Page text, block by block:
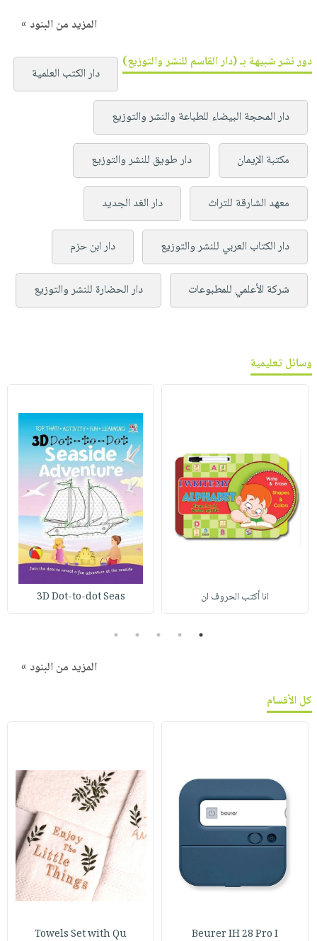
المزيد من البنود »
دور نشر شبيهة بـ (دار القاسم للنشر والتوزيع)
دار الكتب العلمية
دار المحجة البيضاء للطباعة والنشر والتوزيع
مكتبة الإيمان دار طويق للنشر والتوزيع
معهد الشارقة للتراث دار الغد الجديد
دار الكتاب العربي للنشر والتوزيع دار ابن حزم
شركة الأعلمي للمطبوعات دار الحضارة للنشر والتوزيع
وسائل تعليمية
انا أكتب الحروف ان 3D Dot-to-dot Seas
1
2
3
4
5
المزيد من البنود »
كل الأقسام
Beurer IH 28 Pro I
Towels Set with Qu